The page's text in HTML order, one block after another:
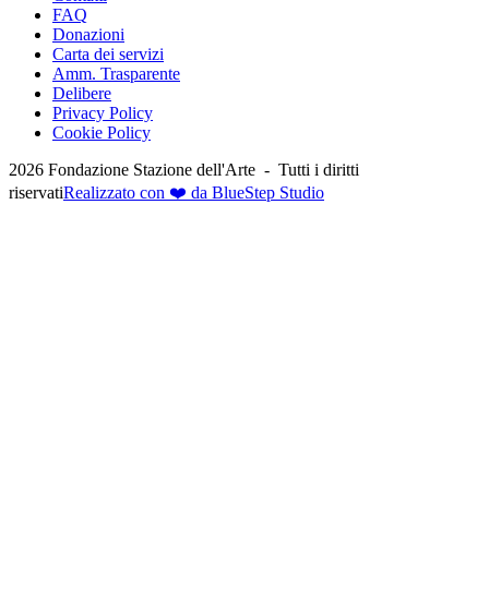
FAQ
Donazioni
Carta dei servizi
Amm. Trasparente
Delibere
Privacy Policy
Cookie Policy
2026 Fondazione Stazione dell'Arte - Tutti i diritti
riservatiRealizzato con ❤️ da BlueStep Studio